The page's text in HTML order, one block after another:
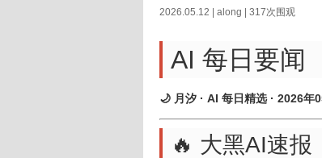
2026.05.12 | along | 317次围观
AI 每日要闻
🌙 月汐 · AI 每日精选 · 2026年
🔥 大黑AI速报